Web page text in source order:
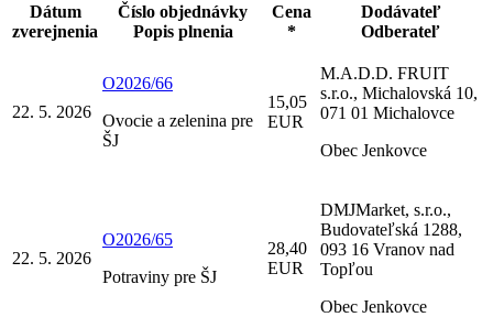
Dátum
zverejnenia
Číslo objednávky
Popis plnenia
Cena
*
Dodávateľ
Odberateľ
22. 5. 2026
O2026/66
Ovocie a zelenina pre
ŠJ
15,05
EUR
M.A.D.D. FRUIT
s.r.o., Michalovská 10,
071 01 Michalovce
Obec Jenkovce
22. 5. 2026
O2026/65
Potraviny pre ŠJ
28,40
EUR
DMJMarket, s.r.o.,
Budovateľská 1288,
093 16 Vranov nad
Topľou
Obec Jenkovce